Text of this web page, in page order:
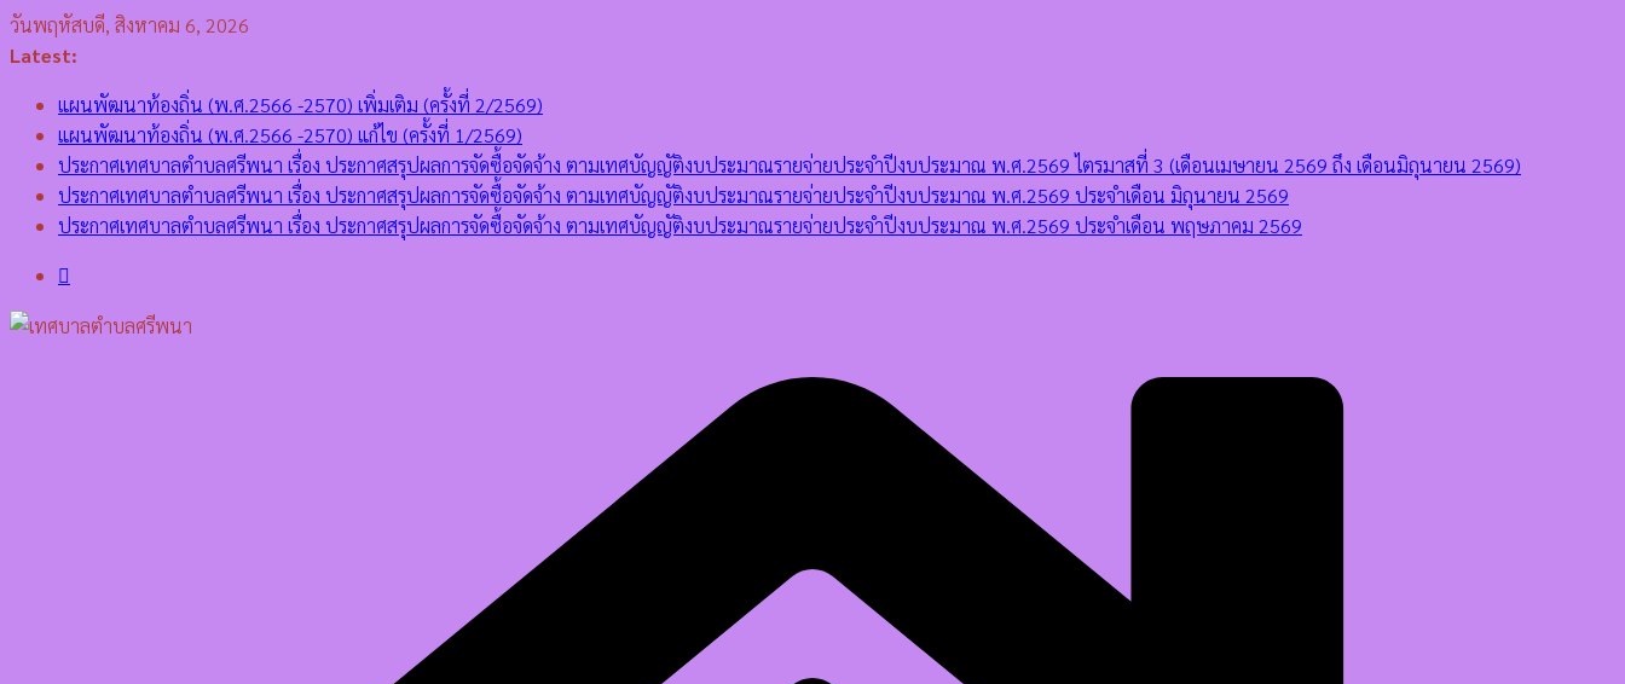
Skip
to
วันพฤหัสบดี, สิงหาคม 6, 2026
Latest:
แผนพัฒนาท้องถิ่น (พ.ศ.2566 -2570) เพิ่มเติม (ครั้งที่ 2/2569)
แผนพัฒนาท้องถิ่น (พ.ศ.2566 -2570) แก้ไข (ครั้งที่ 1/2569)
ประกาศเทศบาลตำบลศรีพนา เรื่อง ประกาศสรุปผลการจัดซื้อจัดจ้าง ตามเทศบัญญัติงบประมาณรายจ่ายประจำปีงบประมาณ พ.ศ.2569 ไตรมาสที่ 3 (เดือนเมษายน 2569 ถึง เดือนมิถุนายน 2569)
ประกาศเทศบาลตำบลศรีพนา เรื่อง ประกาศสรุปผลการจัดซื้อจัดจ้าง ตามเทศบัญญัติงบประมาณรายจ่ายประจำปีงบประมาณ พ.ศ.2569 ประจำเดือน มิถุนายน 2569
ประกาศเทศบาลตำบลศรีพนา เรื่อง ประกาศสรุปผลการจัดซื้อจัดจ้าง ตามเทศบัญญัติงบประมาณรายจ่ายประจำปีงบประมาณ พ.ศ.2569 ประจำเดือน พฤษภาคม 2569